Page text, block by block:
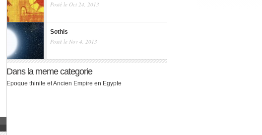
Posté le Oct 24, 2013
Sothis
Posté le Nov 4, 2013
Dans la meme categorie
Epoque thinite et Ancien Empire en Egypte